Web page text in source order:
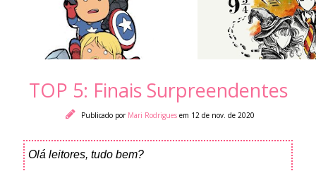
TOP 5: Finais Surpreendentes
Publicado por Mari Rodrigues em 12 de nov. de 2020
Olá leitores, tudo bem?